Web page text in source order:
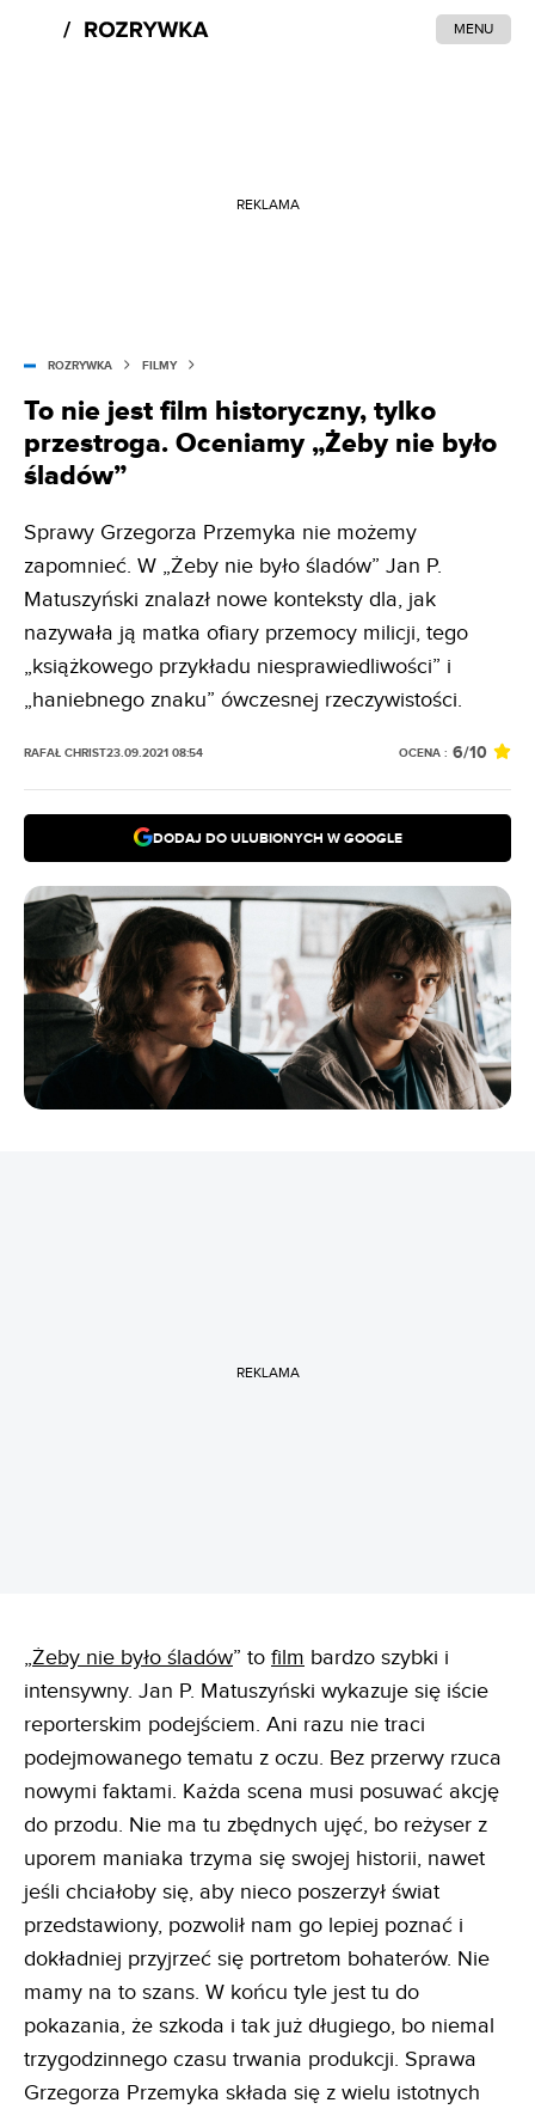
MENU
REKLAMA
ROZRYWKA FILMY
To nie jest film historyczny, tylko
przestroga. Oceniamy „Żeby nie było
śladów”
Sprawy Grzegorza Przemyka nie możemy
zapomnieć. W „Żeby nie było śladów” Jan P.
Matuszyński znalazł nowe konteksty dla, jak
nazywała ją matka ofiary przemocy milicji, tego
„książkowego przykładu niesprawiedliwości” i
„haniebnego znaku” ówczesnej rzeczywistości.
RAFAŁ CHRIST23.09.2021 08:54 OCENA : 6/10
DODAJ DO ULUBIONYCH W GOOGLE
REKLAMA
„Żeby nie było śladów” to film bardzo szybki i
intensywny. Jan P. Matuszyński wykazuje się iście
reporterskim podejściem. Ani razu nie traci
podejmowanego tematu z oczu. Bez przerwy rzuca
nowymi faktami. Każda scena musi posuwać akcję
do przodu. Nie ma tu zbędnych ujęć, bo reżyser z
uporem maniaka trzyma się swojej historii, nawet
jeśli chciałoby się, aby nieco poszerzył świat
przedstawiony, pozwolił nam go lepiej poznać i
dokładniej przyjrzeć się portretom bohaterów. Nie
mamy na to szans. W końcu tyle jest tu do
pokazania, że szkoda i tak już długiego, bo niemal
trzygodzinnego czasu trwania produkcji. Sprawa
Grzegorza Przemyka składa się z wielu istotnych